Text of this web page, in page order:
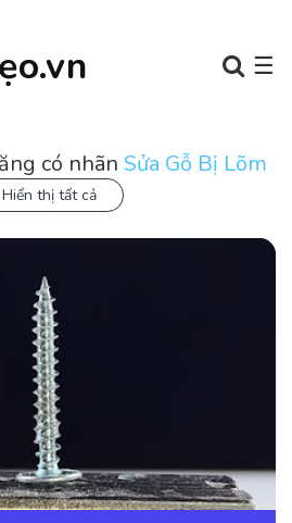
☰
có nhãn Sửa Gỗ Bị Lõm
Hiển thị tất cả